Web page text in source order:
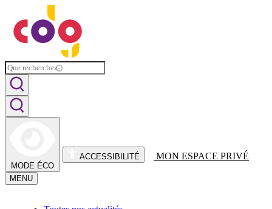
MODE ÉCO
ACCESSIBILITÉ MON ESPACE PRIVÉ
MENU